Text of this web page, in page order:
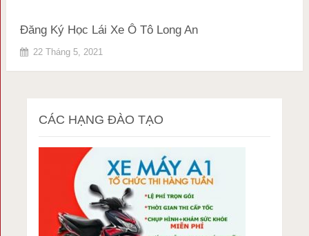
Đăng Ký Học Lái Xe Ô Tô Long An
22 Tháng 5, 2021
CÁC HẠNG ĐÀO TẠO